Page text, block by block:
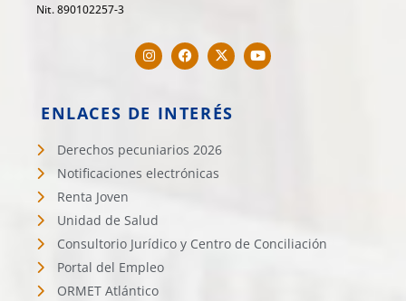
Nit. 890102257-3
ENLACES DE INTERÉS
Derechos pecuniarios 2026
Notificaciones electrónicas
Renta Joven
Unidad de Salud
Consultorio Jurídico y Centro de Conciliación
Portal del Empleo
ORMET Atlántico